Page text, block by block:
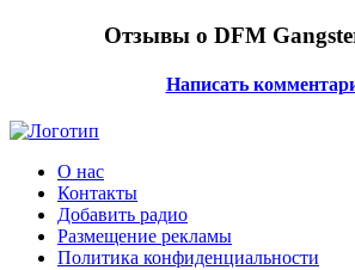
Отзывы о DFM
Написать
О нас
Контакты
Добавить радио
Размещение рекламы
Политика конфиденциальности